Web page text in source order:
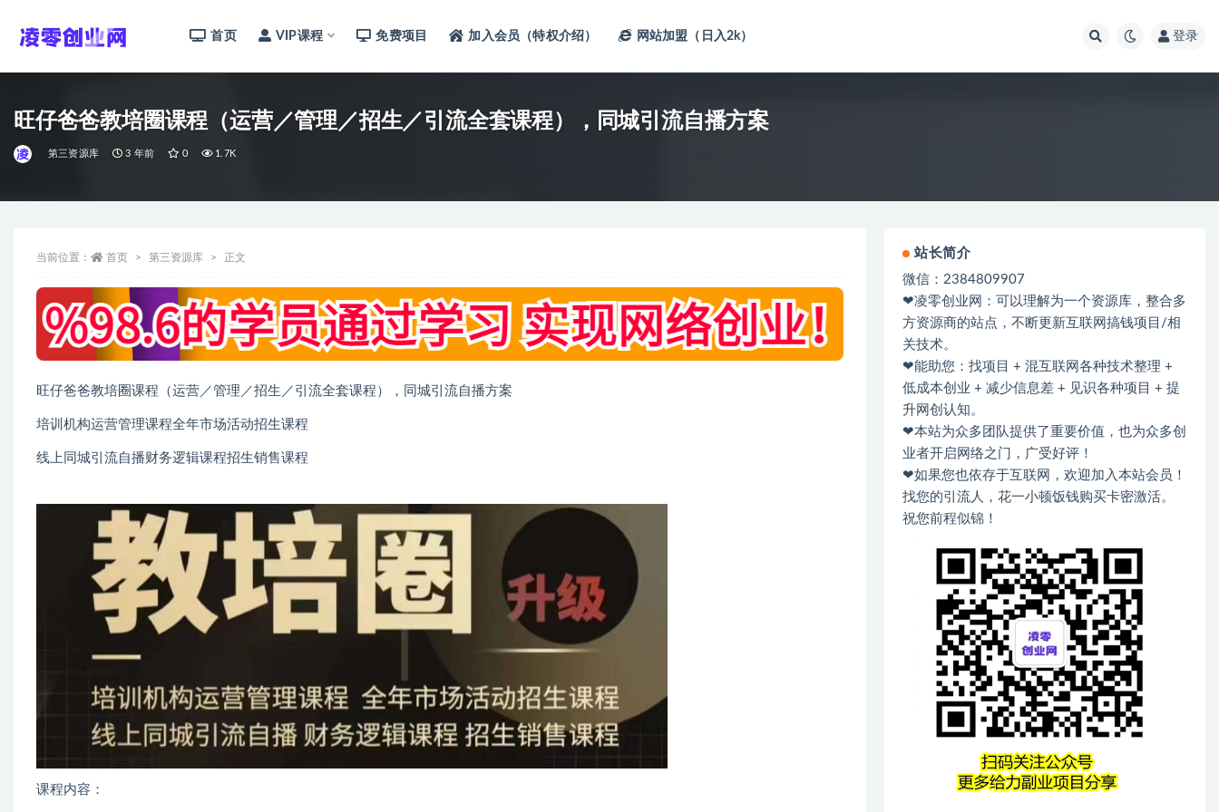
首页 VIP课程 免费项目 加入会员（特权介绍） 网站加盟（日入2k） 登录
旺仔爸爸教培圈课程（运营／管理／招生／引流全套课程），同城引流自播方案
第三资源库 3 年前 0 1.7K
当前位置： 首页 第三资源库 正文
旺仔爸爸教培圈课程（运营／管理／招生／引流全套课程），同城引流自播方案
培训机构运营管理课程全年市场活动招生课程
线上同城引流自播财务逻辑课程招生销售课程
课程内容：
站长简介
微信：2384809907
❤凌零创业网：可以理解为一个资源库，整合多
方资源商的站点，不断更新互联网搞钱项目/相
关技术。
❤能助您：找项目 + 混互联网各种技术整理 +
低成本创业 + 减少信息差 + 见识各种项目 + 提
升网创认知。
❤本站为众多团队提供了重要价值，也为众多创
业者开启网络之门，广受好评！
❤如果您也依存于互联网，欢迎加入本站会员！
找您的引流人，花一小顿饭钱购买卡密激活。
祝您前程似锦！